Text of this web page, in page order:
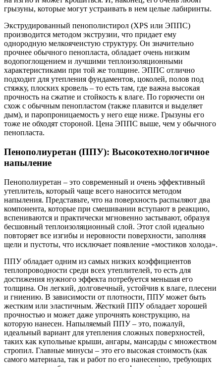
грызуны, которые могут устраивать в нем целые лабиринты.
Экструдированный пенополистирол (XPS или ЭППС)
производится методом экструзии, что придает ему
однородную мелкоячеистую структуру. Он значительно
прочнее обычного пенопласта, обладает очень низким
водопоглощением и лучшими теплоизоляционными
характеристиками при той же толщине. ЭППС отлично
подходит для утепления фундаментов, цоколей, полов под
стяжку, плоских кровель – то есть там, где важна высокая
прочность на сжатие и стойкость к влаге. По горючести он
схож с обычным пенопластом (также плавится и выделяет
дым), и паропроницаемость у него еще ниже. Грызуны его
тоже не обходят стороной. Цена ЭППС выше, чем у обычного
пенопласта.
Пенополиуретан (ППУ): Высокотехнологичное
напыление
Пенополиуретан – это современный и очень эффективный
утеплитель, который чаще всего наносится методом
напыления. Представьте, что на поверхность распыляют два
компонента, которые при смешивании вступают в реакцию,
вспениваются и практически мгновенно застывают, образуя
бесшовный теплоизоляционный слой. Этот слой идеально
повторяет все изгибы и неровности поверхности, заполняя
щели и пустоты, что исключает появление «мостиков холода».
ППУ обладает одним из самых низких коэффициентов
теплопроводности среди всех утеплителей, то есть для
достижения нужного эффекта потребуется меньшая его
толщина. Он легкий, долговечный, устойчив к влаге, плесени
и гниению. В зависимости от плотности, ППУ может быть
жестким или эластичным. Жесткий ППУ обладает хорошей
прочностью и может даже упрочнять конструкцию, на
которую нанесен. Напыляемый ППУ – это, пожалуй,
идеальный вариант для утепления сложных поверхностей,
таких как купольные крыши, ангары, мансарды с множеством
стропил. Главные минусы – это его высокая стоимость (как
самого материала, так и работ по его нанесению, требующих